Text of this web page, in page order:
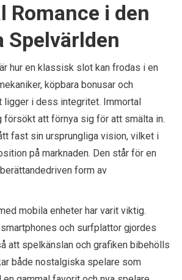
Romance i den
Spelvärlden
hur en klassisk slot kan frodas i en
köpbara bonusar och
ligger i dess integritet. Immortal
försökt att förnya sig för att smälta in.
fast sin ursprungliga vision, vilket i
på marknaden. Den står för en
form av
mobila enheter har varit viktig.
och surfplattor gjordes
att spelkänslan och grafiken bibehölls
både nostalgiska spelare som